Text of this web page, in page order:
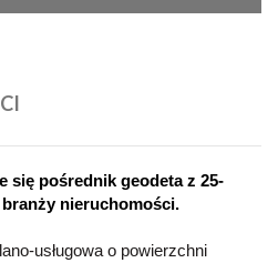
się pośrednik geodeta z 25-
nieruchomości.
usługowa o powierzchni